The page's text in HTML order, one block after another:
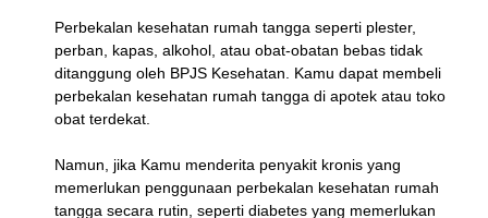
Perbekalan kesehatan rumah tangga seperti plester,
perban, kapas, alkohol, atau obat-obatan bebas tidak
ditanggung oleh BPJS Kesehatan. Kamu dapat membeli
perbekalan kesehatan rumah tangga di apotek atau toko
obat terdekat.
Namun, jika Kamu menderita penyakit kronis yang
memerlukan penggunaan perbekalan kesehatan rumah
tangga secara rutin, seperti diabetes yang memerlukan